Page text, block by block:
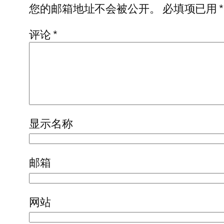
您的邮箱地址不会被公开。 必填项已用*
评论*
显示名称
邮箱
网站